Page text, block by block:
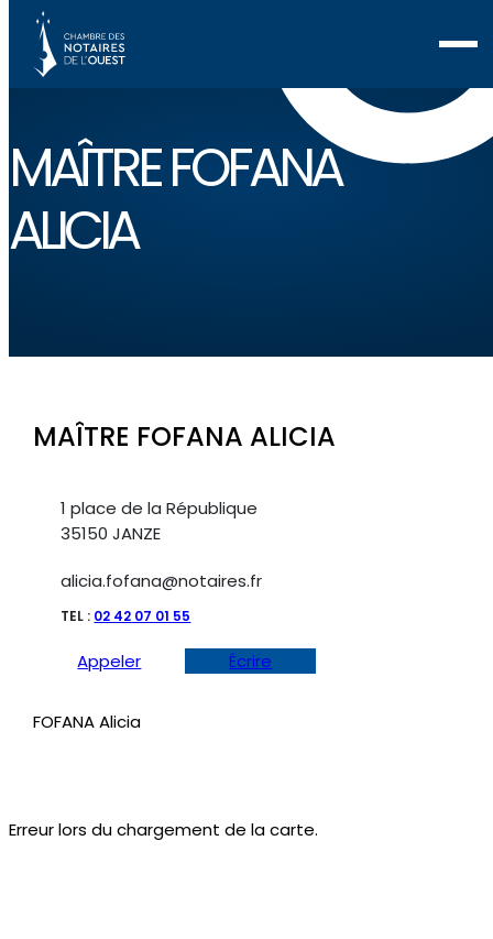
MAÎTRE FOFANA
ALICIA
Erreur lors du chargement de la carte.
MAÎTRE FOFANA ALICIA
1 place de la République
35150 JANZE
alicia.fofana@notaires.fr
TEL : 02 42 07 01 55
Appeler Écrire
FOFANA Alicia